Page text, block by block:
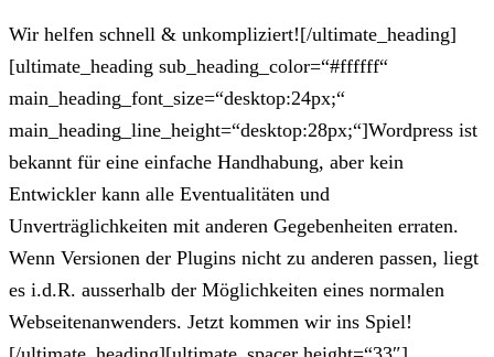
Wir helfen schnell & unkompliziert![/ultimate_heading]
[ultimate_heading sub_heading_color=“#ffffff“
main_heading_font_size=“desktop:24px;“
main_heading_line_height=“desktop:28px;“]Wordpress ist
bekannt für eine einfache Handhabung, aber kein
Entwickler kann alle Eventualitäten und
Unverträglichkeiten mit anderen Gegebenheiten erraten.
Wenn Versionen der Plugins nicht zu anderen passen, liegt
es i.d.R. ausserhalb der Möglichkeiten eines normalen
Webseitenanwenders. Jetzt kommen wir ins Spiel!